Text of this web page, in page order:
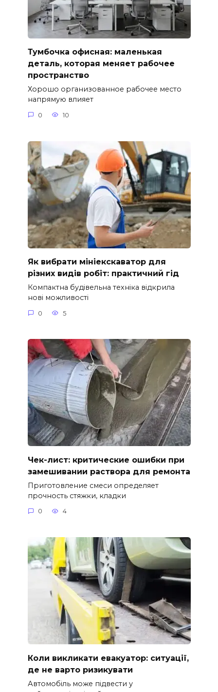
Тумбочка офисная: маленькая
деталь, которая меняет рабочее
пространство
Хорошо организованное рабочее место
напрямую влияет
0 10
Як вибрати мініекскаватор для
різних видів робіт: практичний гід
Компактна будівельна техніка відкрила
нові можливості
0 5
Чек-лист: критические ошибки при
замешивании раствора для ремонта
Приготовление смеси определяет
прочность стяжки, кладки
0 4
Коли викликати евакуатор: ситуації,
де не варто ризикувати
Автомобіль може підвести у